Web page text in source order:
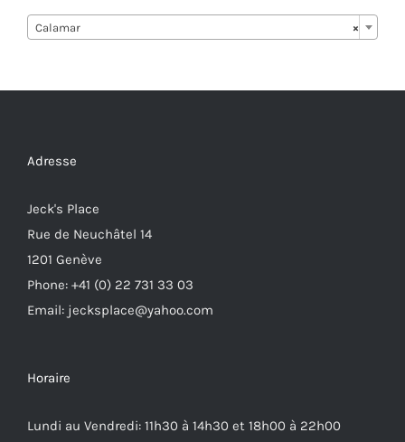
×
Calamar
Adresse
Jeck's Place
Rue de Neuchâtel 14
1201 Genève
Phone: +41 (0) 22 731 33 03
Email: jecksplace@yahoo.com
Horaire
Lundi au Vendredi: 11h30 à 14h30 et 18h00 à 22h00